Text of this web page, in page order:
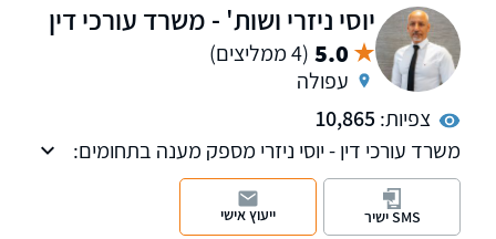
יוסי ניזרי ושות' - משרד עורכי דין
5.0 (4 ממליצים)
עפולה
צפיות:10,865
משרד עורכי דין - יוסי ניזרי מספק מענה בתחומים:
נזקי גוף, ביטוח לאומי, תאונות, משרד הביטחון,
רשלנות רפואית, דיני עבודה וחדלות פירעון.
SMS ישיר ייעוץ אישי